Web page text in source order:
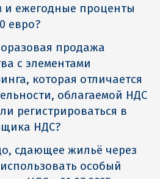
и ежегодные проценты
евро?
продажа
с элементами
которая отличается
облагаемой НДС
регистрироваться в
НДС?
сдающее жильё через
особый